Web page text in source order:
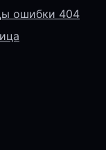
ошибки 404